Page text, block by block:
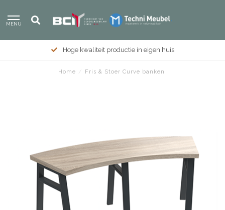
MENU
Hoge kwaliteit productie in eigen huis
Home / Fris & Stoer Curve banken